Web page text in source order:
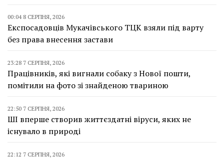
00:04 8 СЕРПНЯ, 2026
Експосадовців Мукачівського ТЦК взяли під варту
без права внесення застави
23:28 7 СЕРПНЯ, 2026
Працівників, які вигнали собаку з Нової пошти,
помітили на фото зі знайденою твариною
22:50 7 СЕРПНЯ, 2026
ШІ вперше створив життєздатні віруси, яких не
існувало в природі
22:12 7 СЕРПНЯ, 2026